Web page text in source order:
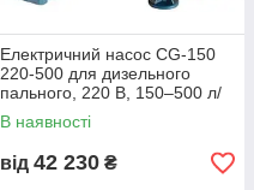
Електричний насос CG-150
220-500 для дизельного
пального, 220 В, 150–500 л/
хв
В наявності
від 42 230 ₴